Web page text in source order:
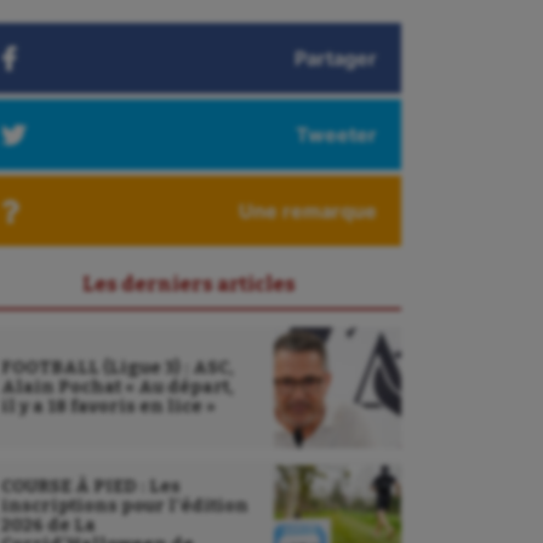
Sauvetage sportif
Sport adapté
Partager
Tweeter
Une remarque
Les derniers articles
FOOTBALL (Ligue 3) : ASC,
Alain Pochat « Au départ,
il y a 18 favoris en lice »
COURSE À PIED : Les
inscriptions pour l’édition
2026 de La